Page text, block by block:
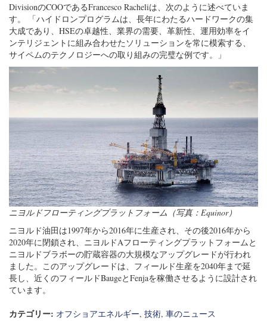
DivisionのCOOであるFrancesco Racheliは、次のように述べていま
す。 「ハイドロンプログラムは、長年にわたるハードワークの集
大成であり、HSEの卓越性、業界の需要、革新性、運用効率をイ
ンテリジェントに組み合わせたソリューションを常に模索する、
サイペムのテクノロジーへの取り組みの完璧な例です。」
ニヨルドフローティングプラットフォーム（写真：Equinor）
ニヨルド油田は1997年から2016年に生産され、その後2016年から
2020年に閉鎖され、ニヨルドAフローティングプラットフォームと
ニヨルドブラボーの貯蔵容器の大規模なアップグレードが行われ
ました。このアップグレードは、フィールド生産を2040年まで延
長し、近くのフィールドBaugeとFenjaを稼働させるように設計され
ています。
カテゴリー: オフショアエネルギー, 技術, 車のニュース